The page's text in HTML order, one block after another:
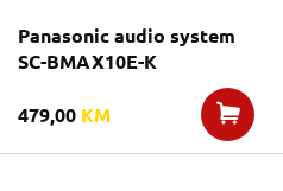
Panasonic audio system
SC-BMAX10E-K
479,00 KM